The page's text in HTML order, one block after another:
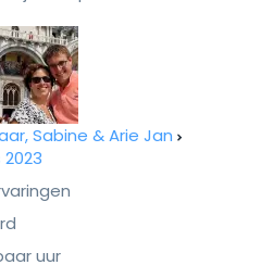
Sabine & Arie Jan
uur